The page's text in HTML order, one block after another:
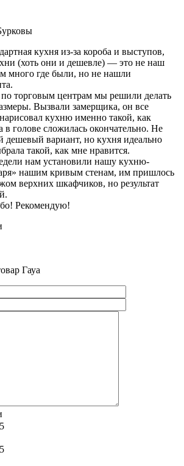
кухня из-за короба и выступов,
(хоть они и дешевле) — это не наш
много где были, но не нашли
торговым центрам мы решили делать
Вызвали замерщика, он все
кухню именно такой, как
в голове сложилась окончательно. Не
дешевый вариант, но кухня идеально
такой, как мне нравится.
нам установили нашу кухню-
нашим кривым стенам, им пришлось
верхних шкафчиков, но результат
Рекомендую!
Гауа
5
5